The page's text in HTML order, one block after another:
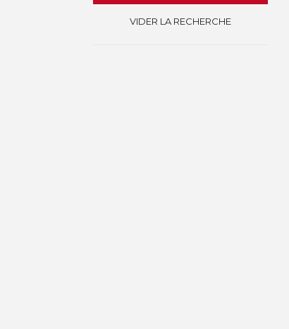
VIDER LA RECHERCHE